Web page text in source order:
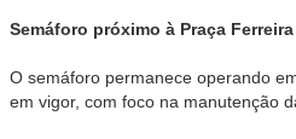
Semáforo próximo à Praça
O semáforo permanece operando
em vigor, com foco na manutenção